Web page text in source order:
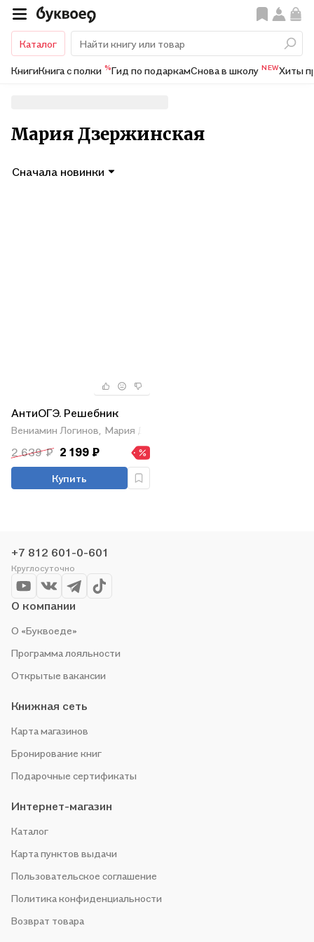
Каталог
КнигиКнига с полки %Гид по подаркамСнова в школу NEWХиты
Мария Дзержинская
Сначала новинки
АнтиОГЭ. Решебник
Вениамин Логинов, Мария Дзержинская,
2 639 ₽ 2 199 ₽
Купить
+7 812 601-0-601
Круглосуточно
О компании
О «Буквоеде»
Программа лояльности
Открытые вакансии
Книжная сеть
Карта магазинов
Бронирование книг
Подарочные сертификаты
Интернет-магазин
Каталог
Карта пунктов выдачи
Пользовательское соглашение
Политика конфиденциальности
Возврат товара